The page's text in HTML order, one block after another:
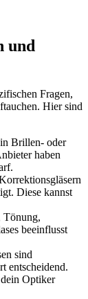
und
Fragen,
Hier sind
Brillen- oder
haben
Diese kannst
Tönung,
beeinflusst
sind
entscheidend.
Optiker